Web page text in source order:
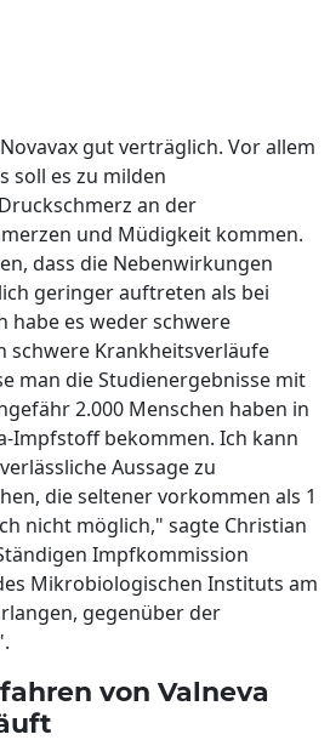
gut verträglich. Vor allem
soll es zu milden
an der
und Müdigkeit kommen.
dass die Nebenwirkungen
geringer auftreten als bei
habe es weder schwere
schwere Krankheitsverläufe
man die Studienergebnisse mit
2.000 Menschen haben in
Impfstoff bekommen. Ich kann
Aussage zu
die seltener vorkommen als 1
nicht möglich," sagte Christian
Impfkommission
Mikrobiologischen Instituts am
gegenüber der
von Valneva